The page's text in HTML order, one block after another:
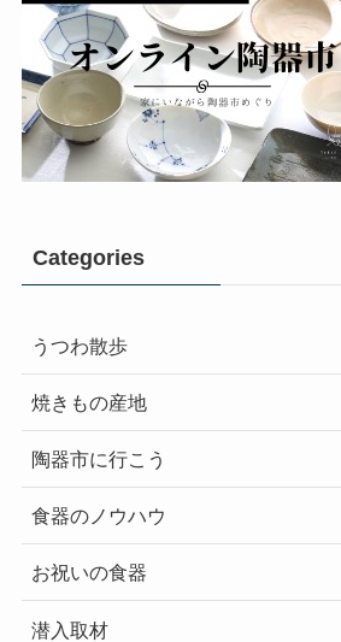
Categories
うつわ散歩
焼きもの産地
陶器市に行こう
食器のノウハウ
お祝いの食器
潜入取材